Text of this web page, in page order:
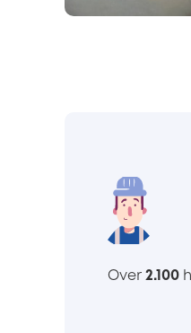
Over 2.100